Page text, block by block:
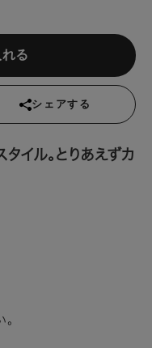
る
シェアする
イル。とりあえずカ